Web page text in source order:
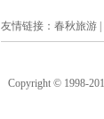
友情链接： 春秋旅游
Copyright © 1998-